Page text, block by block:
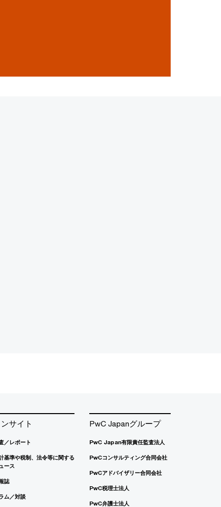
サイト
／レポート
基準や税制、法令等に関する
ース
誌
ム／対談
PwC Japanグループ
PwC Japan有限責任監査法人
PwCコンサルティング合同会社
PwCアドバイザリー合同会社
PwC税理士法人
PwC弁護士法人